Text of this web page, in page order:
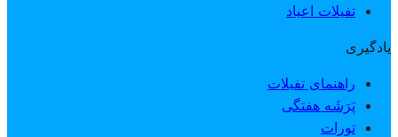
تفیلات اعیاد
یادگیری
راهنمای تفیلات
پَرَشَه هفتگی
تورات